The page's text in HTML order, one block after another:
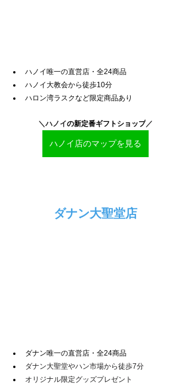
ハノイ唯一の直営店・全24商品
ハノイ大教会から徒歩10分
ハロン湾ラスクなど限定商品あり
＼ハノイの新定番ギフトショップ ／
ハノイ店のマップを見る
ダナン大聖堂店
ダナン唯一の直営店・全24商品
ダナン大聖堂やハン市場から徒歩7分
オリジナル限定グッズプレゼント